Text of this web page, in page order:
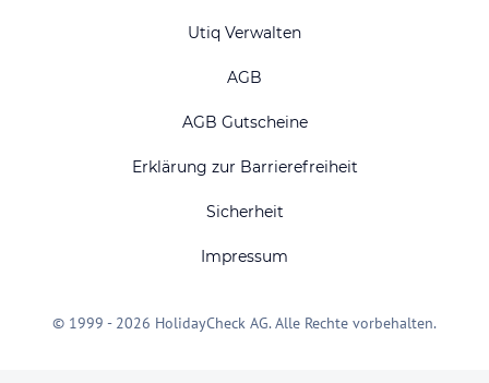
Utiq Verwalten
AGB
AGB Gutscheine
Erklärung zur Barrierefreiheit
Sicherheit
Impressum
© 1999 - 2026 HolidayCheck AG. Alle Rechte vorbehalten.